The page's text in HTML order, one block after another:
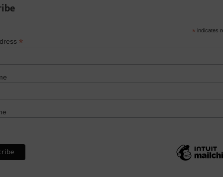
* indicates
*